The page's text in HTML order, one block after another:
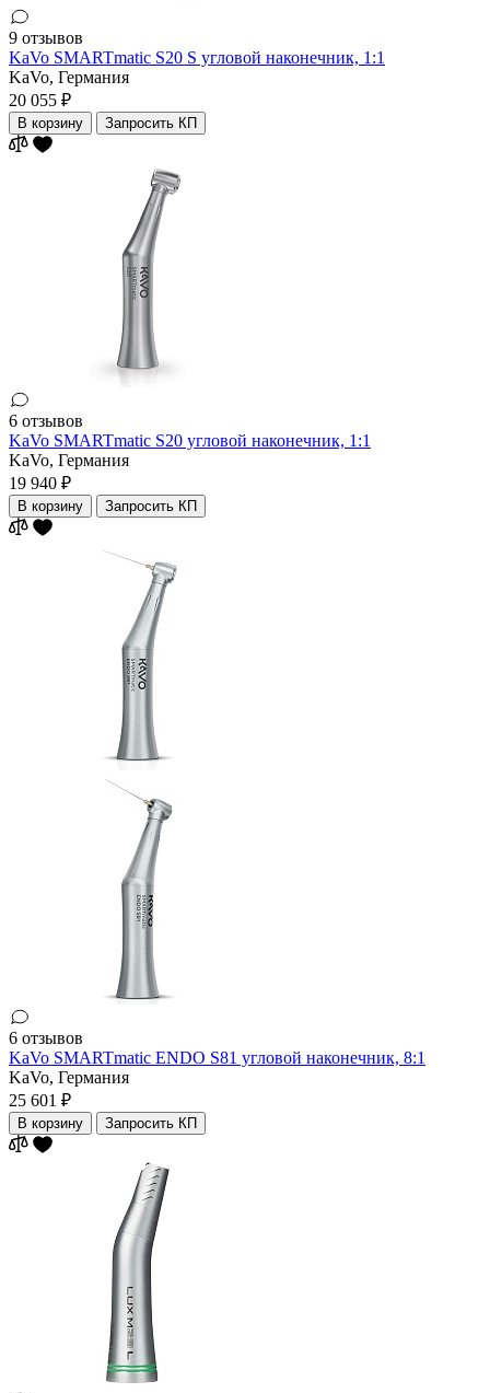
9 отзывов
KaVo SMARTmatic S20 S угловой наконечник, 1:1
KaVo, Германия
20 055 ₽
В корзину Запросить КП
6 отзывов
KaVo SMARTmatic S20 угловой наконечник, 1:1
KaVo, Германия
19 940 ₽
В корзину Запросить КП
6 отзывов
KaVo SMARTmatic ENDO S81 угловой наконечник, 8:1
KaVo, Германия
25 601 ₽
В корзину Запросить КП